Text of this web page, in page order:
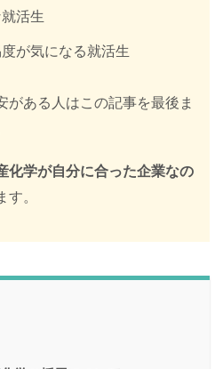
活生
が気になる就活生
がある人はこの記事を最後ま
化学が自分に合った企業なの
。